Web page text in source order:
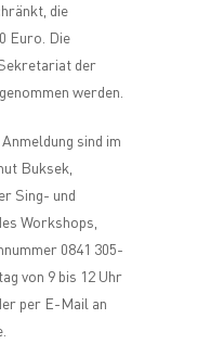
die
Euro. Die
der
werden.
sind im
Buksek,
Sing- und
Workshops,
0841 305-
von 9 bis 12 Uhr
per E-Mail an